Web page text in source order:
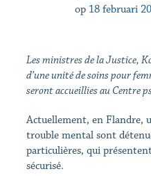
op 18 februari
Les ministres de la Justice,
d’une unité de soins pour
seront accueillies au Centre
Actuellement, en Flandre,
trouble mental sont
particulières, qui
sécurisé.